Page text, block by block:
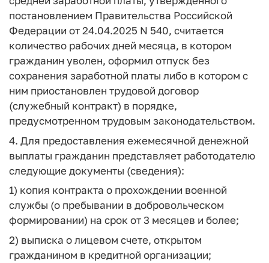
постановлением Правительства Российской
Федерации от 24.04.2025 N 540, считается
количество рабочих дней месяца, в котором
гражданин уволен, оформил отпуск без
сохранения заработной платы либо в котором с
ним приостановлен трудовой договор
(служебный контракт) в порядке,
предусмотренном трудовым законодательством.
4. Для предоставления ежемесячной денежной
выплаты гражданин представляет работодателю
следующие документы (сведения):
1) копия контракта о прохождении военной
службы (о пребывании в добровольческом
формировании) на срок от 3 месяцев и более;
2) выписка о лицевом счете, открытом
гражданином в кредитной организации;